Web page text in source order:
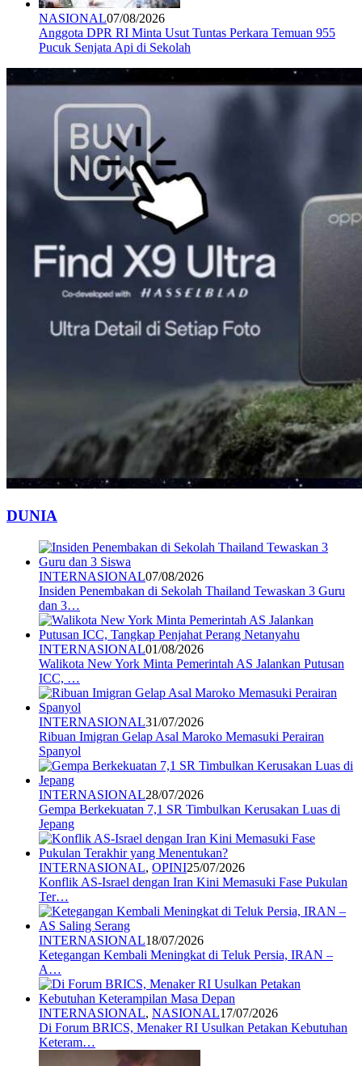
NASIONAL07/08/2026
Anggota DPR RI Minta Usut Tuntas Perkara Temuan 955
Pucuk Senjata Api di Sekolah
DUNIA
INTERNASIONAL07/08/2026
Insiden Penembakan di Sekolah Thailand Tewaskan 3 Guru
dan 3…
INTERNASIONAL01/08/2026
Walikota New York Minta Pemerintah AS Jalankan Putusan
ICC, …
INTERNASIONAL31/07/2026
Ribuan Imigran Gelap Asal Maroko Memasuki Perairan
Spanyol
INTERNASIONAL28/07/2026
Gempa Berkekuatan 7,1 SR Timbulkan Kerusakan Luas di
Jepang
INTERNASIONAL, OPINI25/07/2026
Konflik AS-Israel dengan Iran Kini Memasuki Fase Pukulan
Ter…
INTERNASIONAL18/07/2026
Ketegangan Kembali Meningkat di Teluk Persia, IRAN –
A…
INTERNASIONAL, NASIONAL17/07/2026
Di Forum BRICS, Menaker RI Usulkan Petakan Kebutuhan
Keteram…